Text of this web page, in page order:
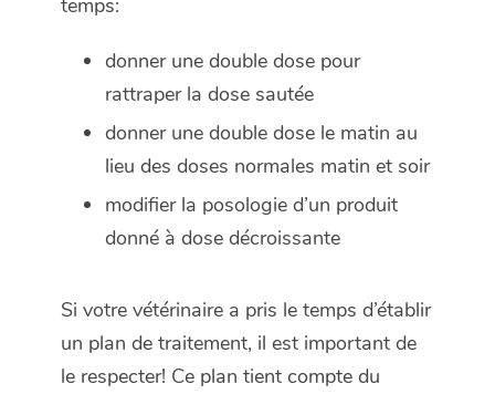
donner une double dose pour
rattraper la dose sautée
donner une double dose le matin au
lieu des doses normales matin et soir
modifier la posologie d’un produit
donné à dose décroissante
Si votre vétérinaire a pris le temps d’établir
un plan de traitement, il est important de
le respecter! Ce plan tient compte du